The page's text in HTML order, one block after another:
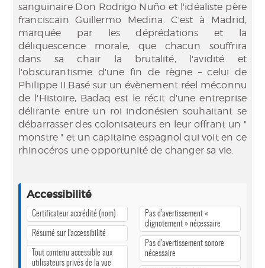
sanguinaire Don Rodrigo Nuño et l'idéaliste père
franciscain Guillermo Medina. C'est à Madrid,
marquée par les déprédations et la
déliquescence morale, que chacun souffrira
dans sa chair la brutalité, l'avidité et
l'obscurantisme d'une fin de règne – celui de
Philippe II.Basé sur un évènement réel méconnu
de l'Histoire, Badaq est le récit d'une entreprise
délirante entre un roi indonésien souhaitant se
débarrasser des colonisateurs en leur offrant un "
monstre " et un capitaine espagnol qui voit en ce
rhinocéros une opportunité de changer sa vie.
Accessibilité
Certificateur accrédité (nom)
Résumé sur l’accessibilité
Tout contenu accessible aux
utilisateurs privés de la vue
Pas d’avertissement «
clignotement » nécessaire
Pas d’avertissement sonore
nécessaire